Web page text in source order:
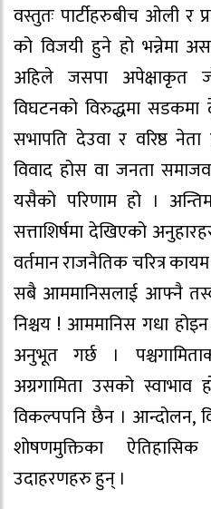
वस्तुतः पार्टीहरुबीच ओली र
को विजयी हुने हो भन्नेमा
अहिले जसपा अपेक्षाकृत
विघटनको विरुद्धमा सडकमा
सभापति देउवा र वरिष्ठ
विवाद होस वा जनता
यसैको परिणाम हो ।
सत्ताशिर्षमा देखिएको
वर्तमान राजनैतिक चरित्र
सबै आममानिसलाई आफ्नै
निश्चय ! आममानिस गधा
अनुभूत गर्छ ।
अग्रगामिता उसको
विकल्पपनि छैन । आन्दोलन,
शोषणमुक्तिका
उदाहरणहरु हुन् ।